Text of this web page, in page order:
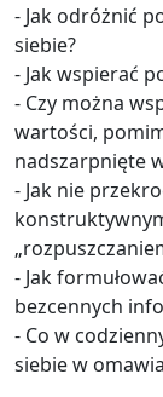
- Jak odróżnić
siebie?
- Jak wspierać
- Czy można
wartości,
nadszarpnięte
- Jak nie
- Jak
bezcennych
- Co w
siebie w